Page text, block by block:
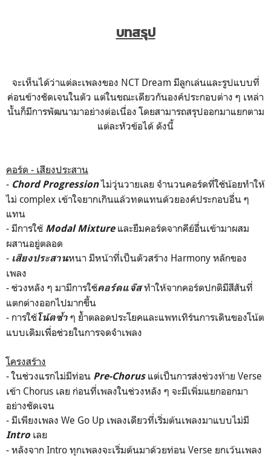
บทสรุป
จะเห็นได้ว่าแต่ละเพลงของ NCT Dream มีลูกเล่นและรูปแบบที่
ค่อนข้างชัดเจนในตัว แต่ในขณะเดียวกันองค์ประกอบต่าง ๆ เหล่า
นั้นก็มีการพัฒนามาอย่างต่อเนื่อง โดยสามารถสรุปออกมาแยกตาม
แต่ละหัวข้อได้ ดังนี้
คอร์ด - เสียงประสาน
- Chord Progressionไม่วุ่นวายเลย จำนวนคอร์ดที่ใช้น้อยทำให้
ไม่ complex เข้าใจยากเกินแล้วทดแทนด้วยองค์ประกอบอื่น ๆ
แทน
- มีการใช้ Modal Mixtureและยืมคอร์ดจากคีย์อื่นเข้ามาผสม
ผสานอยู่ตลอด
- เสียงประสานหนา มีหน้าที่เป็นตัวสร้าง Harmony หลักของ
เพลง
- ช่วงหลัง ๆ มามีการใช้คอร์ดแจ๊สทำให้จากคอร์ดปกติมีสีสันที่
แตกต่างออกไปมากขึ้น
- การใช้โน้ตซ้ำ ๆ ย้ำตลอดประโยคและแพทเทิร์นการเดินของโน้ต
แบบเดิมเพื่อช่วยในการจดจำเพลง
โครงสร้าง
- ในช่วงแรกไม่มีท่อน Pre-Chorusแต่เป็นการส่งช่วงท้าย Verse
เข้า Chorus เลย ก่อนที่เพลงในช่วงหลัง ๆ จะมีเพิ่มแยกออกมา
อย่างชัดเจน
- มีเพียงเพลง We Go Up เพลงเดียวที่เริ่มต้นเพลงมาแบบไม่มี
Intro เลย
- หลังจาก Intro ทุกเพลงจะเริ่มต้นมาด้วยท่อน Verse ยกเว้นเพลง